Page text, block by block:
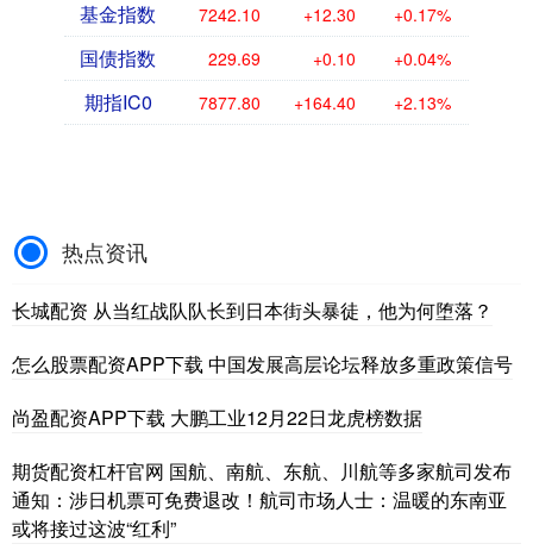
基金指数 7242.10 +12.30 +0.17%
国债指数 229.69 +0.10 +0.04%
期指IC0 7877.80 +164.40 +2.13%
热点资讯
长城配资 从当红战队队长到日本街头暴徒，他为何堕落？
怎么股票配资APP下载 中国发展高层论坛释放多重政策信号
尚盈配资APP下载 大鹏工业12月22日龙虎榜数据
期货配资杠杆官网 国航、南航、东航、川航等多家航司发布
通知：涉日机票可免费退改！航司市场人士：温暖的东南亚
或将接过这波“红利”